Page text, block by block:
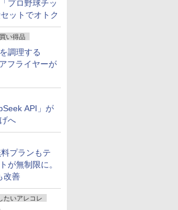
プロ野球チッ
ットでオトク
い得品
調理する
フライヤーが
API」が
へ
プランもテ
が無制限に。
改善
たいアレコレ